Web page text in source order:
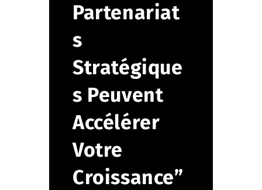
Partenariat
s
Stratégique
s Peuvent
Accélérer
Votre
Croissance”